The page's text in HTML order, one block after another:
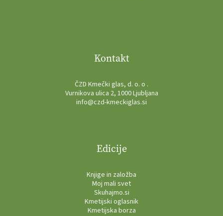
Kontakt
ČZD Kmečki glas, d. o. o .
Vurnikova ulica 2, 1000 Ljubljana
info@czd-kmeckiglas.si
Edicije
Knjige in založba
Moj mali svet
Skuhajmo.si
Kmetijski oglasnik
Kmetijska borza